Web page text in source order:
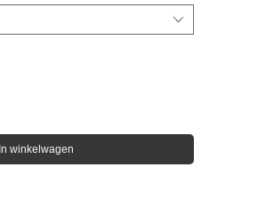
In winkelwagen